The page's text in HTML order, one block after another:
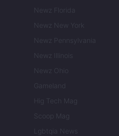
Newz Florida
Newz New York
Newz Pennsylvania
Newz Illinois
Newz Ohio
Gameland
Hig Tech Mag
Scoop Mag
Lgbtqia News